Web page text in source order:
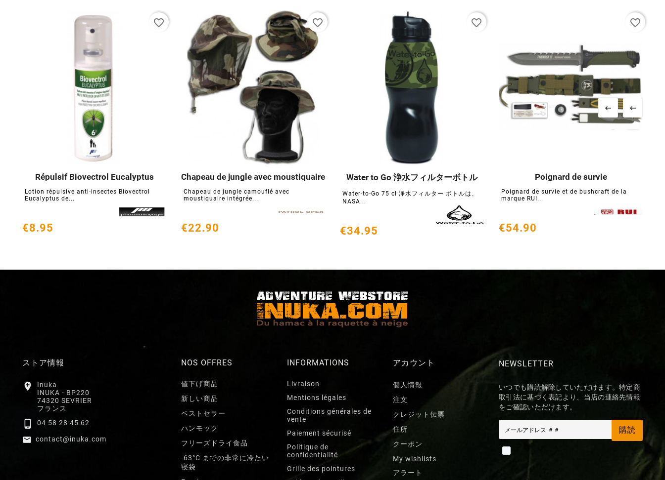
 
Répulsif Biovectrol Eucalyptus
Lotion répulsive anti-insectes Biovectrol
Eucalyptus de...
   
€8.95
favorite_border
Chapeau de jungle avec moustiquaire
Chapeau de jungle camouflé avec
moustiquaire intégrée....
   
€22.90
favorite_border
Water to Go 浄水フィルターボトル
Water-to-Go 75 cl 浄水フィルター ボトルは、
NASA...
   
€34.95
favorite_border
Poignard de survie
Poignard de survie et de bushcraft de la
marque RUI...
   
€54.90
favorite_border
ストア情報

Inuka
INUKA - BP220
74320 SEVRIER
フランス
 04 58 28 45 62
 contact@inuka.com
NOS OFFRES
値下げ商品
新しい商品
ベストセラー
ハンモック
フリーズドライ食品
-63°C までの非常に冷たい
寝袋
INFORMATIONS
Livraison
Mentions légales
Conditions générales de
vente
Paiement sécurisé
Politique de
confidentialité
Grille des pointures
アカウント
個人情報
注文
クレジット伝票
住所
クーポン
My wishlists
アラート
NEWSLETTER
いつでも購読解除していただけます。特定商
取引法に基づく表記より、当店の連絡先情報
をご確認いただけます。
購読